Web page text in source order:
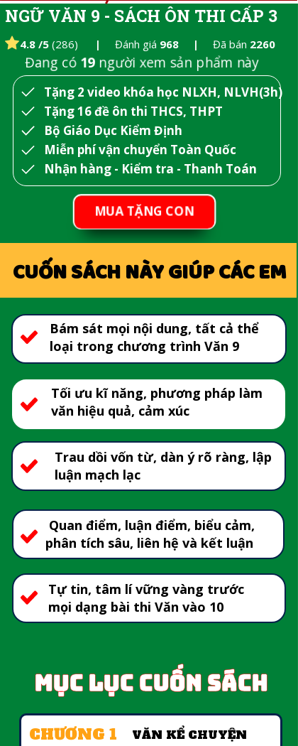
Bám sát mọi nội dung, tất cả thể
loại trong chương trình Văn 9
Tối ưu kĩ năng, phương pháp làm
văn hiệu quả, cảm xúc
Trau dồi vốn từ, dàn ý rõ ràng, lập
luận mạch lạc
Tự tin, tâm lí vững vàng trước
mọi dạng bài thi Văn vào 10
Quan điểm, luận điểm, biểu cảm,
phân tích sâu, liên hệ và kết luận
NGỮ VĂN 9 - SÁCH ÔN THI CẤP 3
MUA TẶNG CON
4.8 /5(286) |Đánh giá 968 |Đã bán 2260
Đang có 19 người xem sản phẩm này
Tặng 2 video khóa học NLXH, NLVH(3h)
Tặng 16 đề ôn thi THCS, THPT
Bộ Giáo Dục Kiểm Định
Miễn phí vận chuyển Toàn Quốc
Nhận hàng - Kiểm tra - Thanh Toán
CUỐN SÁCH NÀY GIÚP CÁC EM
CHƯƠNG 1 VĂN KỂ CHUYỆN
MỤC LỤC CUỐN SÁCH